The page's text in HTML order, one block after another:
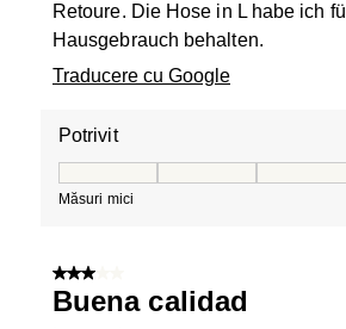
Retoure. Die Hose in L habe ich
Hausgebrauch behalten.
Traducere cu Google
Potrivit
Măsuri mici
3 din 5 stele.
Buena calidad